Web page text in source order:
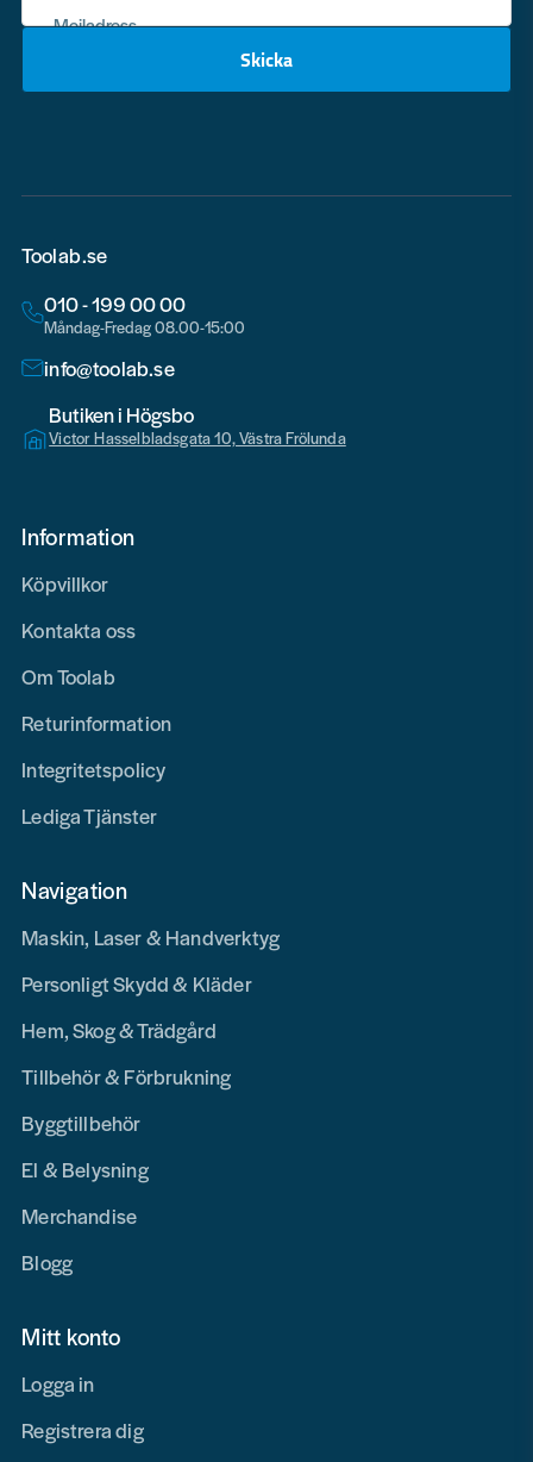
Mejladress
Skicka
Toolab.se
010 - 199 00 00
Måndag-Fredag 08.00-15:00
info@toolab.se
Butiken i Högsbo
Victor Hasselbladsgata 10, Västra Frölunda
Information
Köpvillkor
Kontakta oss
Om Toolab
Returinformation
Integritetspolicy
Lediga Tjänster
Navigation
Maskin, Laser & Handverktyg
Personligt Skydd & Kläder
Hem, Skog & Trädgård
Tillbehör & Förbrukning
Byggtillbehör
El & Belysning
Merchandise
Blogg
Mitt konto
Logga in
Registrera dig